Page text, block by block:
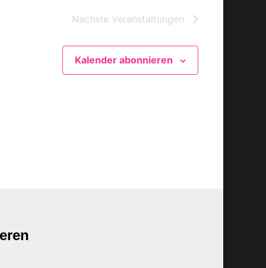
Nächste Veranstaltungen
Kalender abonnieren